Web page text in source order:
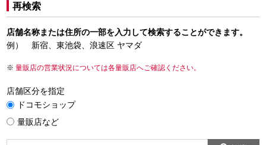
再検索
店舗名称または住所の一部を入力して検索することができます。
例） 新宿、東池袋、浪速区 ヤマダ
量販店の営業状況については各量販店へご確認ください。
店舗区分を指定
ドコモショップ
量販店など